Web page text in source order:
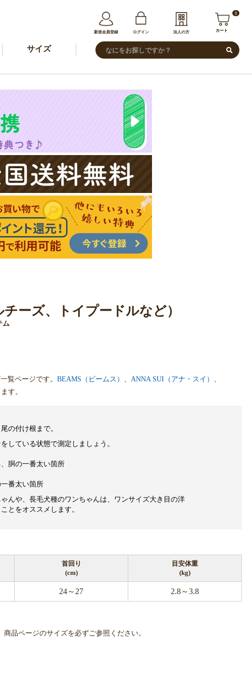
新規会員登録 ログイン 法人の方
0
カート
サイズ
ーズ、トイプードルなど）
ム
覧ページです。 BEAMS（ビームス） 、 ANNA SUI（アナ・スイ） 、
す。
の付け根まで。
している状態で測定しましょう。
胴の一番太い箇所
番太い箇所
んや、長毛犬種のワンちゃんは、ワンサイズ大き目の洋
とをオススメします。
首回り
(cm)
目安体重
(kg)
24～27 2.8～3.8
品ページのサイズを必ずご参照ください。